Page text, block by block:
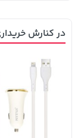
در کنارش